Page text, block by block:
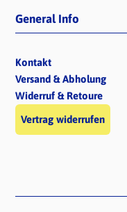
General Info
Kontakt
Versand & Abholung
Widerruf & Retoure
Vertrag widerrufen